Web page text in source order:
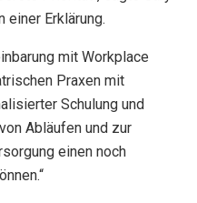
einer Erklärung.
mit Workplace
Praxen mit
Schulung und
Abläufen und zur
einen noch